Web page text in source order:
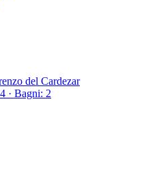
del Cardezar
· Bagni: 2